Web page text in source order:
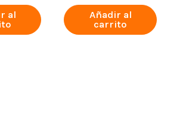
al
Añadir al
carrito